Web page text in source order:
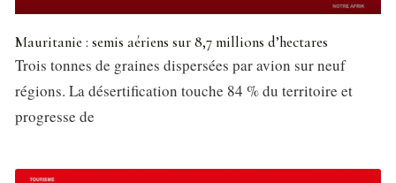
Mauritanie : semis aériens sur 8,7 millions d’hectares
Trois tonnes de graines dispersées par avion sur neuf
régions. La désertification touche 84 % du territoire et
progresse de